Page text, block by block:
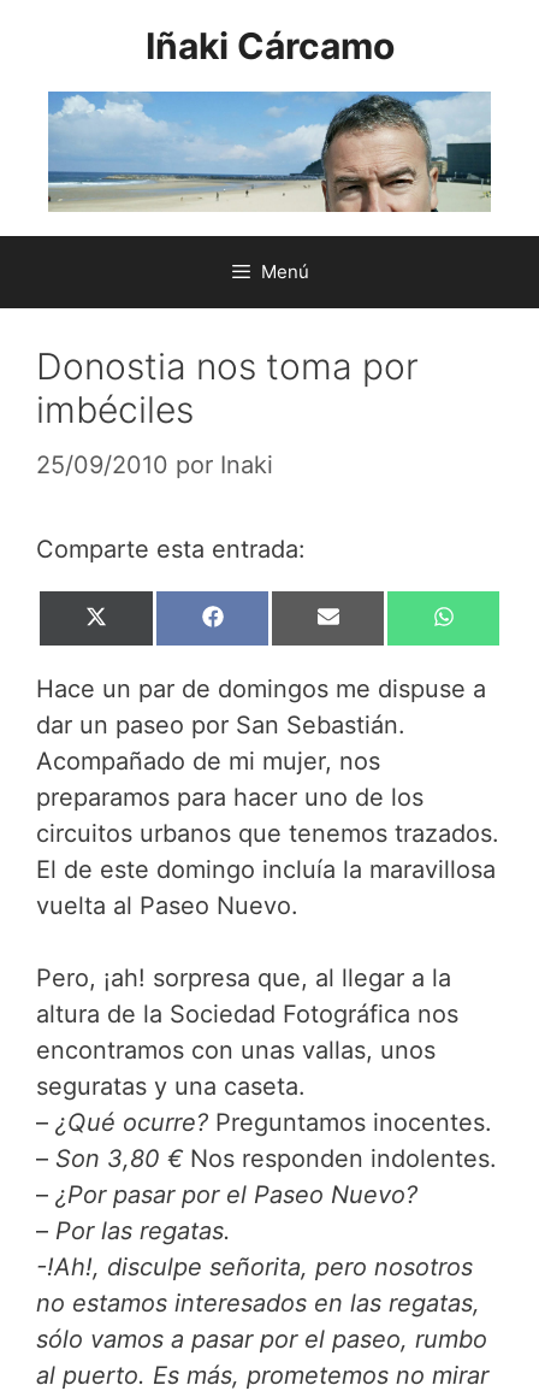
contenido
Iñaki Cárcamo
Menú
Donostia nos toma por
imbéciles
25/09/2010 por Inaki
Comparte esta entrada:
Compartir
en
(
w
i
t
t
e
r
)
Compartir
en
a
e
b
o
o
k
Compartir
en
m
i
l
en
h
t
Hace un par de domingos me dispuse a
dar un paseo por San Sebastián.
Acompañado de mi mujer, nos
preparamos para hacer uno de los
circuitos urbanos que tenemos trazados.
El de este domingo incluía la maravillosa
vuelta al Paseo Nuevo.
Pero, ¡ah! sorpresa que, al llegar a la
altura de la Sociedad Fotográfica nos
encontramos con unas vallas, unos
seguratas y una caseta.
– ¿Qué ocurre? Preguntamos inocentes.
– Son 3,80 € Nos responden indolentes.
– ¿Por pasar por el Paseo Nuevo?
– Por las regatas.
-!Ah!, disculpe señorita, pero nosotros
no estamos interesados en las regatas,
sólo vamos a pasar por el paseo, rumbo
al puerto. Es más, prometemos no mirar